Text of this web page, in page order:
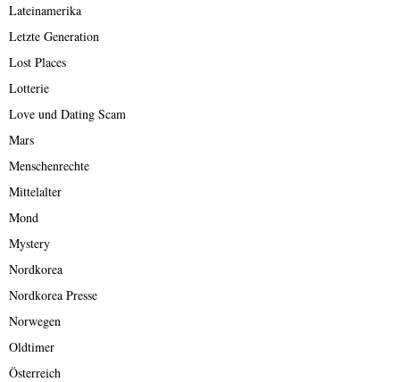
Lateinamerika
Letzte Generation
Lost Places
Lotterie
Love und Dating Scam
Mars
Menschenrechte
Mittelalter
Mond
Mystery
Nordkorea
Nordkorea Presse
Norwegen
Oldtimer
Österreich